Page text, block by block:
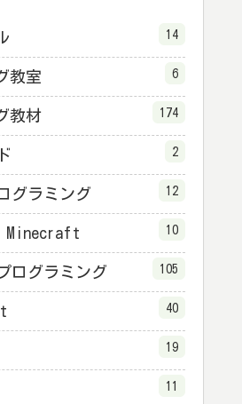
14
教室 6
教材 174
2
グラミング 12
Minecraft 10
ログラミング 105
40
19
11